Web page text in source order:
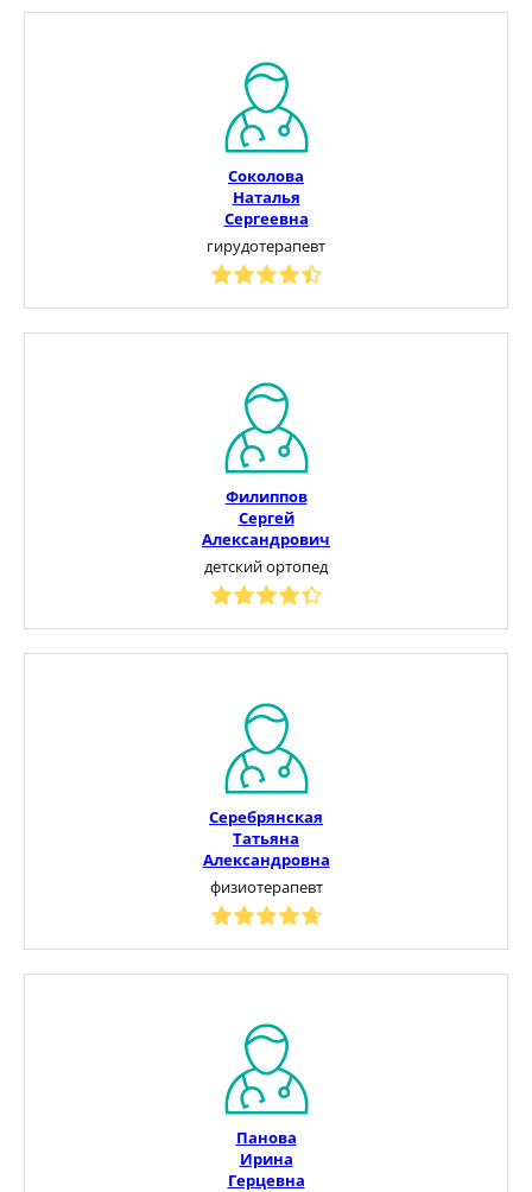
Соколова
Наталья
Сергеевна
гирудотерапевт
Филиппов
Сергей
Александрович
детский ортопед
Серебрянская
Татьяна
Александровна
физиотерапевт
Панова
Ирина
Герцевна